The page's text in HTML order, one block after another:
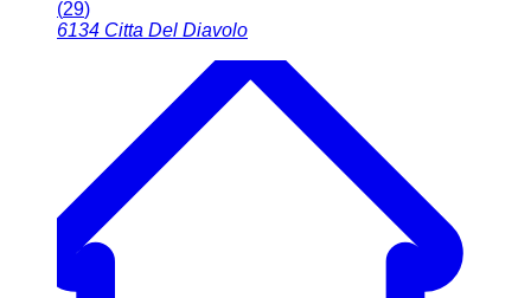
(29)
6134 Citta Del Diavolo